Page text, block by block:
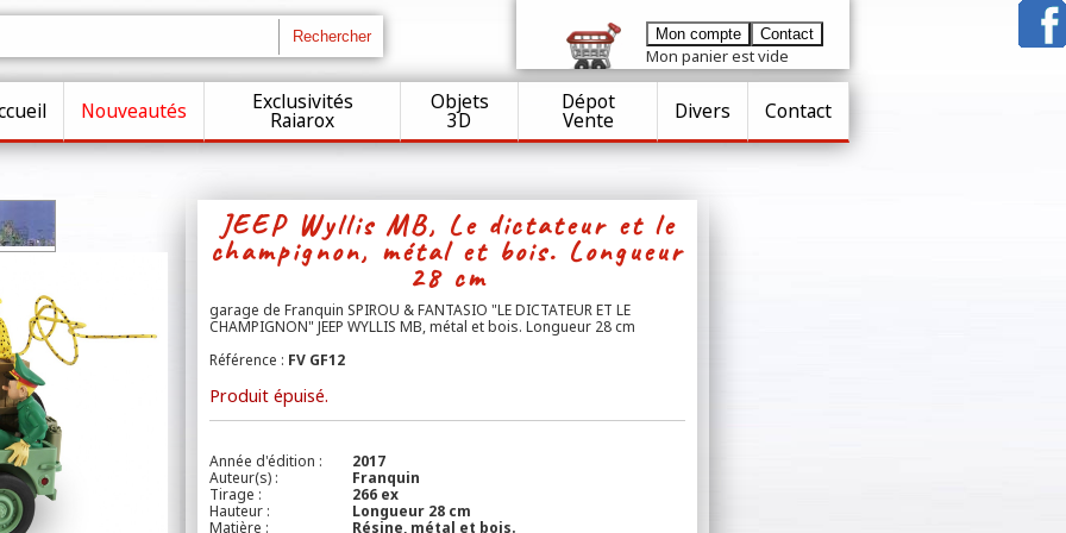
Nouveautés Exclusivités
Raiarox
Objets
3D
Dépot
Vente Divers Contact
Mon compte Contact
Mon panier est vide
Frais de port
offerts dès 149 € d'achat
(France métropolitaine)
Contact tel :06.76.59.87.73
JEEP Wyllis MB, Le dictateur et le
champignon, métal et bois. Longueur
28 cm
garage de Franquin SPIROU & FANTASIO "LE DICTATEUR ET LE
CHAMPIGNON" JEEP WYLLIS MB, métal et bois. Longueur 28 cm
Référence : FV GF12
Produit épuisé.
Année d'édition :
2017
Auteur(s) :
Franquin
Tirage :
266 ex
Hauteur :
Longueur 28 cm
Matière :
Résine, métal et bois.